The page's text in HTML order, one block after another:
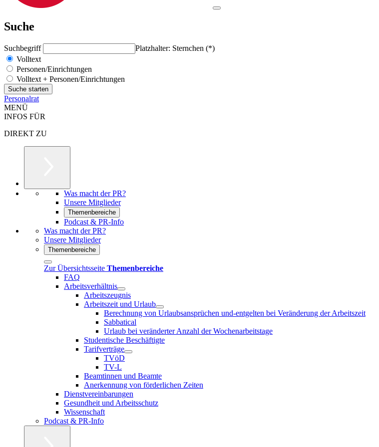
Suche
Suchbegriff
Platzhalter: Sternchen (*)
Volltext
Personen/Einrichtungen
Volltext + Personen/Einrichtungen
Personalrat
MENÜ
INFOS FÜR
DIREKT ZU
Was macht der PR?
Unsere Mitglieder
Themenbereiche
Podcast & PR-Info
Was macht der PR?
Unsere Mitglieder
Themenbereiche
Zur Übersichtsseite Themenbereiche
FAQ
Arbeitsverhältnis
Arbeitszeugnis
Arbeitszeit und Urlaub
Berechnung von Urlaubsansprüchen und-entgelten bei Veränderung der Arbeitszeit
Sabbatical
Urlaub bei veränderter Anzahl der Wochenarbeitstage
Studentische Beschäftigte
Tarifverträge
TVöD
TV-L
Beamtinnen und Beamte
Anerkennung von förderlichen Zeiten
Dienstvereinbarungen
Gesundheit und Arbeitsschutz
Wissenschaft
Podcast & PR-Info